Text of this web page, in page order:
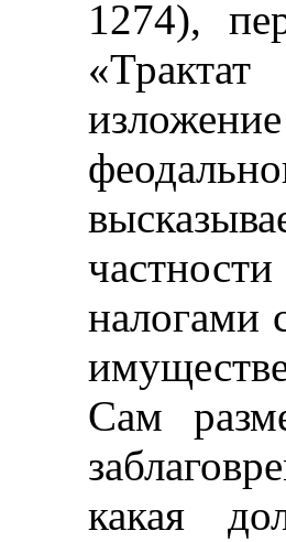
1274),
налогами
Сам
какая